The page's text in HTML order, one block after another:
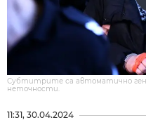
Субтитрите са автоматично
неточности.
11:31, 30.04.2024